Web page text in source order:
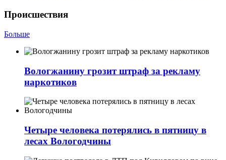
Происшествия
Больше
Вологжанину грозит штраф за рекламу
наркотиков
Четыре человека потерялись в пятницу в
лесах Вологодчины